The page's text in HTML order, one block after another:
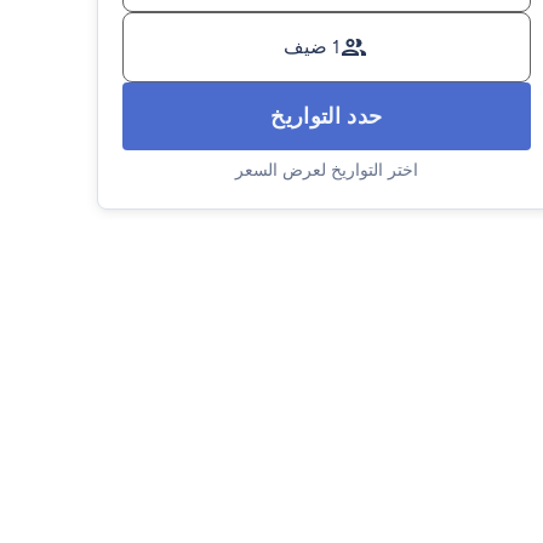
1 ضيف
حدد التواريخ
اختر التواريخ لعرض السعر